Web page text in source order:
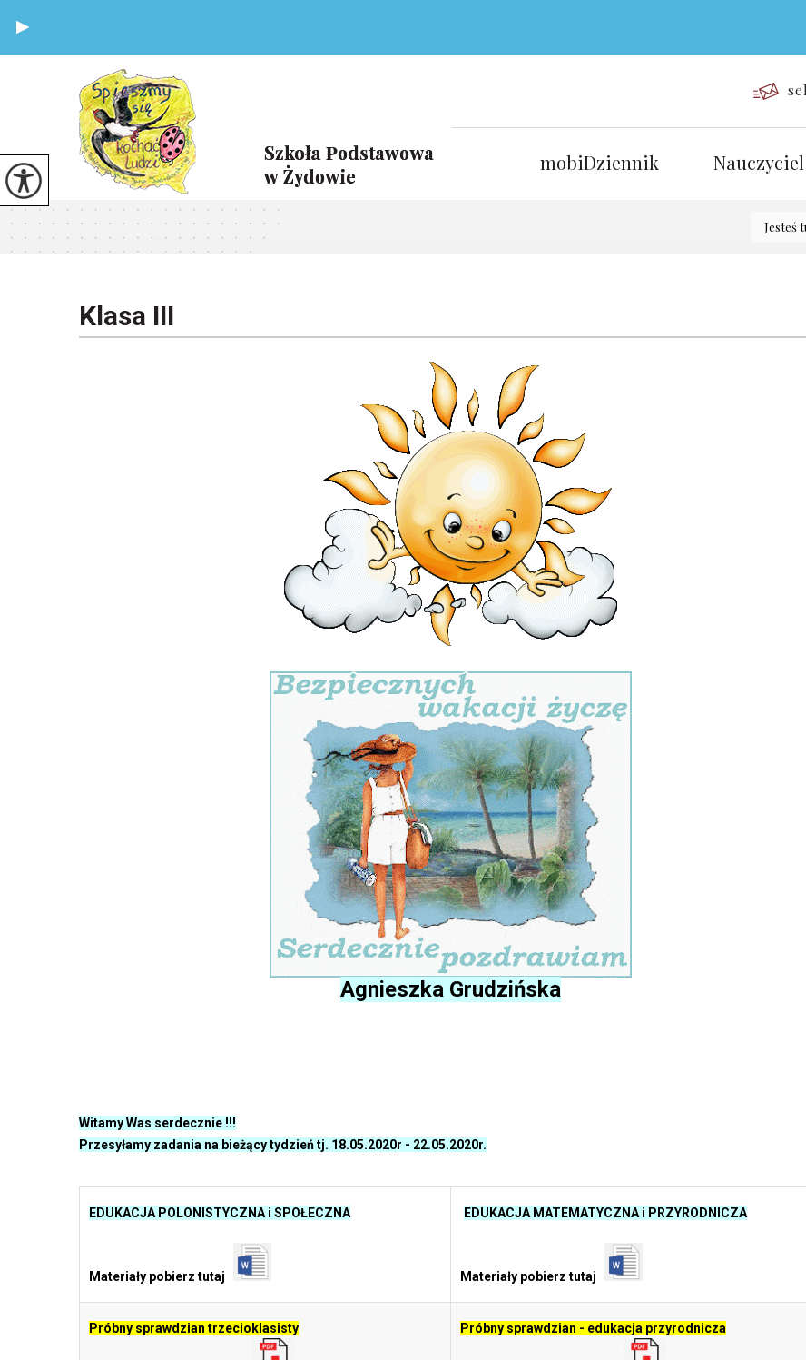
mobiDziennik Nauczyciel
Jesteś
Klasa III
Agnieszka Grudzińska
Witamy Was serdecznie !!!
Przesyłamy zadania na bieżący tydzień tj. 18.05.2020r - 22.05.2020r.
EDUKACJA POLONISTYCZNA i SPOŁECZNA
Materiały pobierz tutaj
EDUKACJA MATEMATYCZNA i PRZYRODNICZA
Materiały pobierz tutaj
Próbny sprawdzian trzecioklasisty Próbny sprawdzian - edukacja przyrodnicza